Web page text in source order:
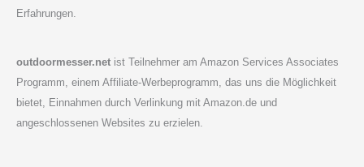
Erfahrungen.
outdoormesser.netist Teilnehmer am Amazon Services Associates
Programm, einem Affiliate-Werbeprogramm, das uns die Möglichkeit
bietet, Einnahmen durch Verlinkung mit Amazon.de und
angeschlossenen Websites zu erzielen.